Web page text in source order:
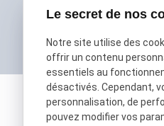
Le secret de nos
Notre site utilise des
offrir un contenu
essentiels au
désactivés. Cependant,
personnalisation, de
pouvez modifier vos